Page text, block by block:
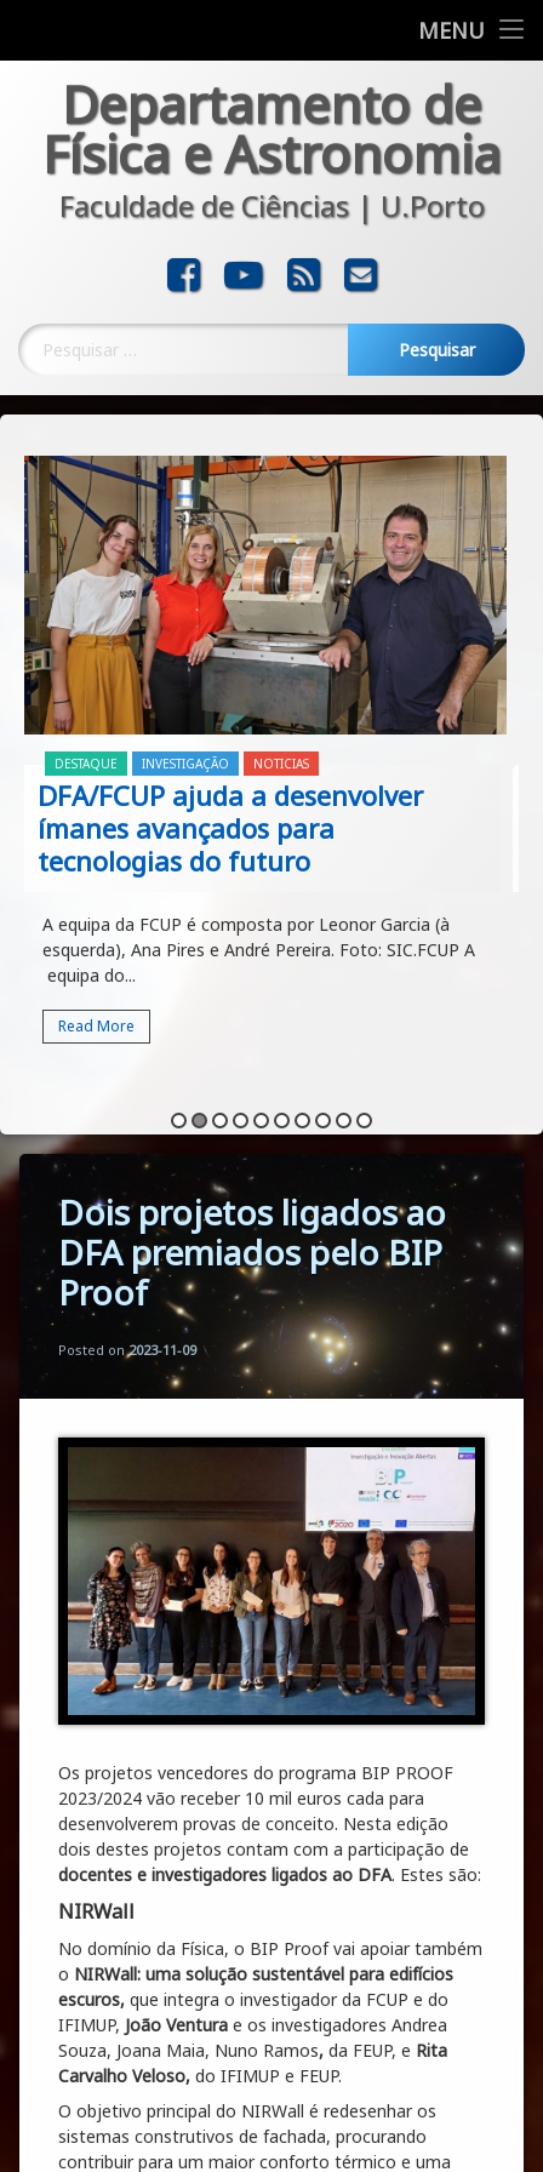
MENU
Formação
Investigação
Comunicação
Noticias
Departamento de
Física e Astronomia
Faculdade de Ciências | U.Porto
FacebookYouTube
RSS E-mail
Pesquisar por:
DESTAQUE INVESTIGAÇÃO NOTICIAS
DFA/FCUP ajuda a desenvolver
ímanes avançados para
tecnologias do futuro
A equipa da FCUP é composta por Leonor Garcia (à
esquerda), Ana Pires e André Pereira. Foto: SIC.FCUP A
equipa do...
Read More
Dois projetos ligados ao
DFA premiados pelo BIP
Proof
Posted on2023-11-09
Updated on 2024-04-29
Florbela Martins
Os projetos vencedores do programa BIP PROOF
2023/2024 vão receber 10 mil euros cada para
desenvolverem provas de conceito. Nesta edição
dois destes projetos contam com a participação de
docentes e investigadores ligados ao DFA. Estes são:
NIRWall
No domínio da Física, o BIP Proof vai apoiar também
o NIRWall: uma solução sustentável para edifícios
escuros, que integra o investigador da FCUP e do
IFIMUP, João Ventura e os investigadores Andrea
Souza, Joana Maia, Nuno Ramos, da FEUP, e Rita
Carvalho Veloso, do IFIMUP e FEUP.
O objetivo principal do NIRWall é redesenhar os
sistemas construtivos de fachada, procurando
contribuir para um maior conforto térmico e uma